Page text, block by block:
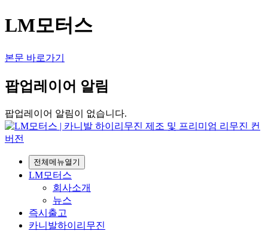
LM모터스
본문 바로가기
팝업레이어 알림
팝업레이어 알림이 없습니다.
전체메뉴열기
LM모터스
회사소개
뉴스
즉시출고
카니발하이리무진